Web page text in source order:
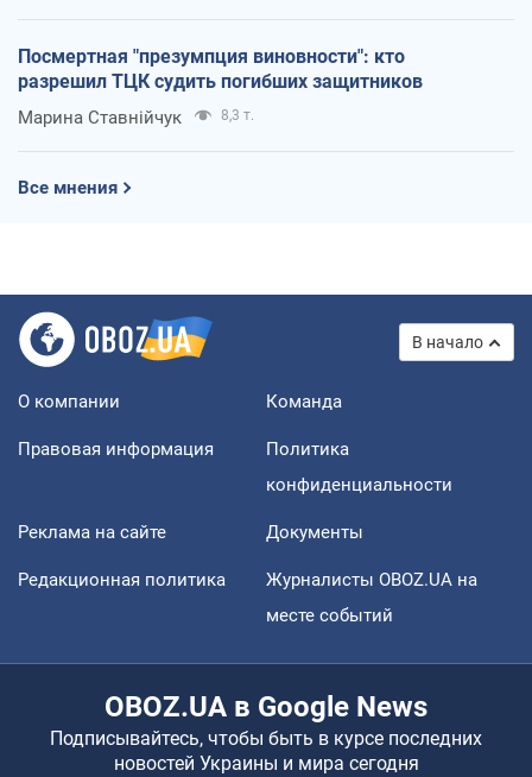
Посмертная "презумпция виновности": кто
разрешил ТЦК судить погибших защитников
Марина Ставнійчук 8,3 т.
Все мнения
В начало
О компании Команда
Правовая информация
Политика
конфиденциальности
Реклама на сайте Документы
Редакционная политика
Журналисты OBOZ.UA на
месте событий
OBOZ.UA в Google News
Подписывайтесь, чтобы быть в курсе последних
новостей Украины и мира сегодня